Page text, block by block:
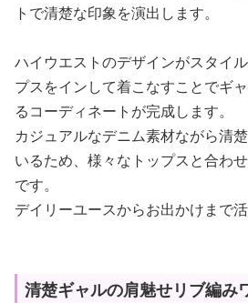
トで清楚な印象を演出します。
ハイウエストのデザインがスタイ
プスをインして着こなすことでギ
るコーディネートが完成します。
カジュアルなデニム素材ながら清
いるため、様々なトップスと合わ
です。
デイリーユースからお出かけまで活
清楚ギャルの肩魅せリブ編み